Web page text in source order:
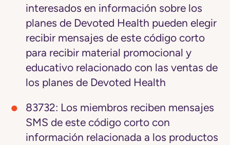
interesados en información sobre los
planes de Devoted Health pueden elegir
recibir mensajes de este código corto
para recibir material promocional y
educativo relacionado con las ventas de
los planes de Devoted Health
83732: Los miembros reciben mensajes
SMS de este código corto con
información relacionada a los productos